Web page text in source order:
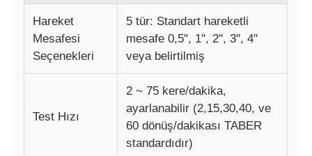
Sertlik denetleyicisi
Hareket
Mesafesi
Seçenekleri
5 tür: Standart hareketli
mesafe 0,5'', 1'', 2'', 3'', 4''
veya belirtilmiş
Test Hızı
2 ~ 75 kere/dakika,
ayarlanabilir (2,15,30,40, ve
60 dönüş/dakikası TABER
standardıdır)